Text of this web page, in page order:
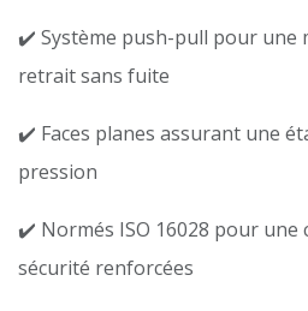
✔️ Système push-pull pour une
retrait sans fuite
✔️ Faces planes assurant une
pression
✔️ Normés ISO 16028 pour une
sécurité renforcées